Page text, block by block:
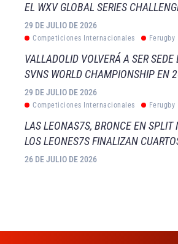
EL WXV GLOBAL SERIES
29 DE JULIO DE 2026
Competiciones Internacionales Ferugby
VALLADOLID VOLVERÁ A SER
SVNS WORLD CHAMPIONSHIP EN
29 DE JULIO DE 2026
Competiciones Internacionales Ferugby
LAS LEONAS7S, BRONCE EN SPLIT
LOS LEONES7S FINALIZAN
26 DE JULIO DE 2026